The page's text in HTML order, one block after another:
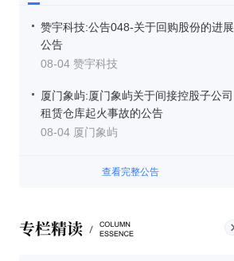
赞宇科技:公告048-关于回购股份的进展
公告
08-04 赞宇科技
厦门象屿:厦门象屿关于间接控股子公司
租赁仓库起火事故的公告
08-04 厦门象屿
查看完整公告